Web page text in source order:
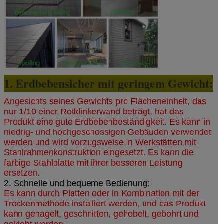
1. Erdbebensicher mit geringem Gewicht:
Angesichts seines Gewichts pro Flächeneinheit, das
nur 1/10 einer Rotklinkerwand beträgt, hat das
Produkt eine gute Erdbebenbeständigkeit. Es kann in
niedrig- und hochgeschossigen Gebäuden verwendet
werden und wird vorzugsweise in Werkstätten mit
Stahlrahmenkonstruktion eingesetzt. Es kann die
farbige Stahlplatte mit ihrer besseren Leistung
ersetzen.
2. Schnelle und bequeme Bedienung:
Es kann durch Platten oder in Kombination mit der
Trockenmethode installiert werden, und das Produkt
kann genagelt, geschnitten, gehobelt, gebohrt und